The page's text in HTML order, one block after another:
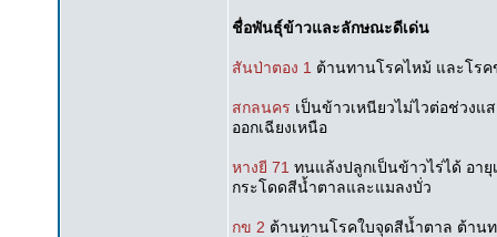
ชื่อพันธุ์ข้าวและลักษณะดีเด่น
สันป่าตอง 1 ต้านทานโรคไหม้ และโร
สกลนคร เป็นข้าวเหนียวไม่ไวต่อช่วง
ออกเฉียงเหนือ
หางยี 71 ทนแล้งปลูกเป็นข้าวไร่ได้ อา
กระโดดสีน้ำตาลและแมลงบั่ว
กข 2 ต้านทานโรคใบจุดสีน้ำตาล ต้าน